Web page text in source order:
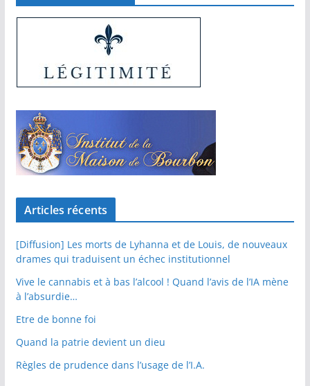
Articles récents
[Diffusion] Les morts de Lyhanna et de Louis, de nouveaux
drames qui traduisent un échec institutionnel
Vive le cannabis et à bas l’alcool ! Quand l’avis de l’IA mène
à l’absurdie…
Etre de bonne foi
Quand la patrie devient un dieu
Règles de prudence dans l’usage de l’I.A.